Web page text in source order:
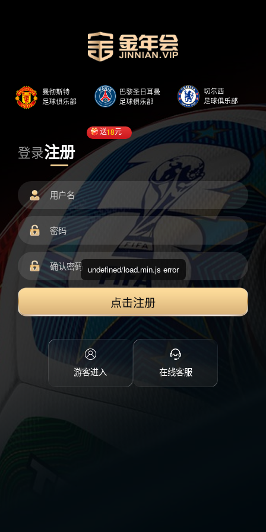
登录注册
送18元
点击注册
游客进入 在线客服
undefined/load.min.js error